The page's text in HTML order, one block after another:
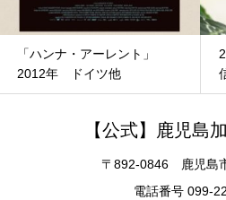
「ハンナ・アーレント」
2012年 ドイツ他
【公式】鹿児島
〒892-0846 鹿児島
電話番号 099-